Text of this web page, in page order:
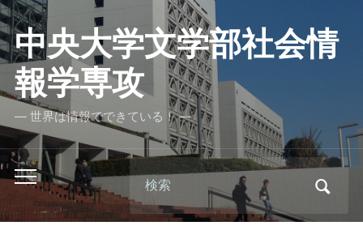
中央大学文学部社会情
報学専攻
― 世界は情報でできている！ ―
Toggle
mobile
menu
Search
for: